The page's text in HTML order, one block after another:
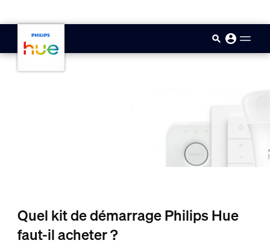
Quel kit de démarrage Philips Hue
faut-il acheter ?